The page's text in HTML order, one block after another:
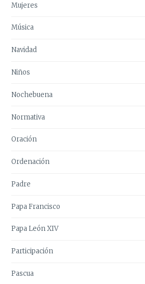
Mujeres
Música
Navidad
Niños
Nochebuena
Normativa
Oración
Ordenación
Padre
Papa Francisco
Papa León XIV
Participación
Pascua